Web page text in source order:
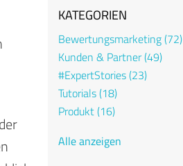
KATEGORIEN
Bewertungsmarketing(72)
Kunden & Partner(49)
#ExpertStories(23)
Tutorials(18)
Produkt(16)
Alle anzeigen